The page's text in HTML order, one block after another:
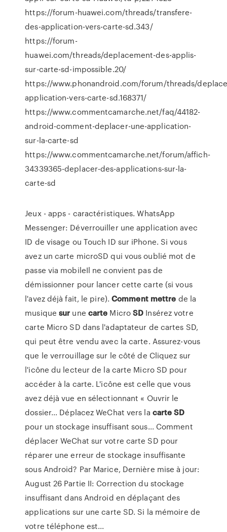
https://forum-huawei.com/threads/transfere-
des-application-vers-carte-sd.343/
https://forum-
huawei.com/threads/deplacement-des-applis-
sur-carte-sd-impossible.20/
https://www.phonandroid.com/forum/threads/
application-vers-carte-sd.168371/
https://www.commentcamarche.net/faq/44182-
android-comment-deplacer-une-application-
sur-la-carte-sd
https://www.commentcamarche.net/forum/affich-
34339365-deplacer-des-applications-sur-la-
carte-sd
Jeux - apps - caractéristiques. WhatsApp
Messenger: Déverrouiller une application avec
ID de visage ou Touch ID sur iPhone. Si vous
avez un carte microSD qui vous oublié mot de
passe via mobileIl ne convient pas de
démissionner pour lancer cette carte (si vous
l'avez déjà fait, le pire).Comment mettre de la
musiquesur une carte MicroSD Insérez votre
carte Micro SD dans l'adaptateur de cartes SD,
qui peut être vendu avec la carte. Assurez-vous
que le verrouillage sur le côté de Cliquez sur
l'icône du lecteur de la carte Micro SD pour
accéder à la carte. L'icône est celle que vous
avez déjà vue en sélectionnant « Ouvrir le
dossier... Déplacez WeChat vers la carte SD
pour un stockage insuffisant sous... Comment
déplacer WeChat sur votre carte SD pour
réparer une erreur de stockage insuffisante
sous Android? Par Marice, Dernière mise à jour:
August 26 Partie II: Correction du stockage
insuffisant dans Android en déplaçant des
applications sur une carte SD. Si la mémoire de
votre téléphone est...